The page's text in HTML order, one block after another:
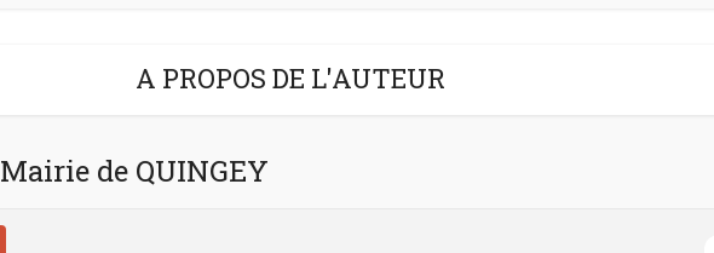
A PROPOS DE L'AUTEUR
Mairie de QUINGEY